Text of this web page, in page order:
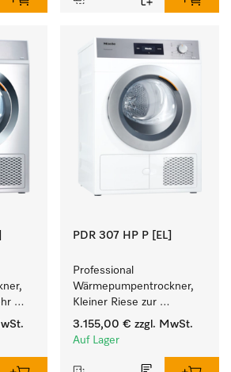
PDR 307 HP P [EL]
Professional
Wärmepumpentrockner,
Kleiner Riese zur
einfachen und flexiblen
Aufstellung ohne
3.155,00 € zzgl. MwSt.
Auf Lager